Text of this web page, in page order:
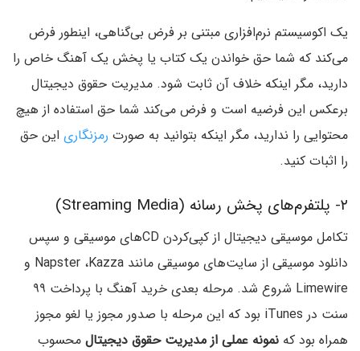
یک اکوسیستم نرم‌افزاری مبتنی بر فرض بی‌گناهی، اینطور فرض
می‌کند که شما حق خواندن یک کتاب یا پخش یک آهنگ خاص را
دارید، مگر اینکه خلاف آن ثابت شود. مدیریت حقوق دیجیتال
برعکس این فرضیه است و فرض می‌کند شما حق استفاده از هیچ
محتوایی را ندارید، مگر اینکه بتوانید به صورت رمزنگاری این حق
را اثبات کنید.
۲- پلتفرم‌های پخش رسانه (Streaming Media)
تکامل موسیقی دیجیتال از کپی‌کردن CDهای موسیقی و سپس
دانلود موسیقی از سایت‌های موسیقی مانند Napster ،Kazza و
Limewire شروع شد. مرحله بعدی خرید آهنگ با پرداخت ۹۹
سنت در iTunes بود که این مرحله با صدور مجوز یا لغو مجوز
همراه بود که نمونه عملی از مدیریت حقوق دیجیتال محسوب